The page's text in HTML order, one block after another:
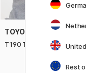
TOYO STEEL COMPANY
T190 Trunk Shape
Rest